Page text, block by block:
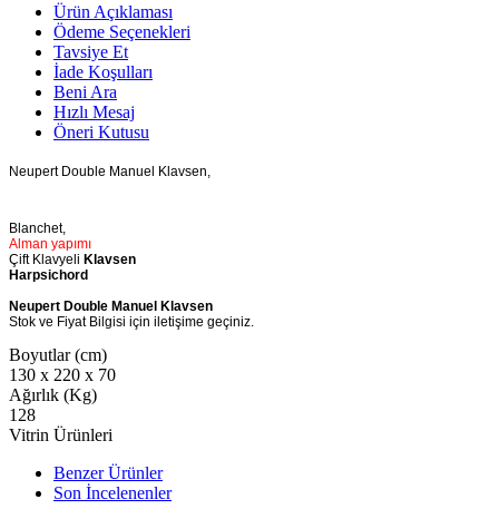
Ürün Açıklaması
Ödeme Seçenekleri
Tavsiye Et
İade Koşulları
Beni Ara
Hızlı Mesaj
Öneri Kutusu
Neupert Double Manuel Klavsen,
Blanchet,
Alman yapımı
Çift Klavyeli Klavsen
Harpsichord
Neupert Double Manuel Klavsen
Stok ve Fiyat Bilgisi için iletişime geçiniz.
Boyutlar (cm)
130 x 220 x 70
Ağırlık (Kg)
128
Vitrin Ürünleri
Benzer Ürünler
Son İncelenenler